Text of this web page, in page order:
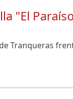
"El
Tranqueras